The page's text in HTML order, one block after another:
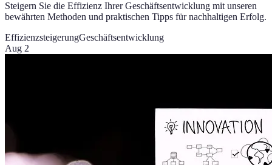
Steigern Sie die Effizienz Ihrer Geschäftsentwicklung mit unseren
bewährten Methoden und praktischen Tipps für nachhaltigen Erfolg.
EffizienzsteigerungGeschäftsentwicklung
Aug 2